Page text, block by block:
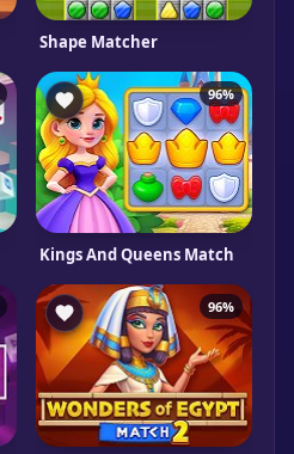
Shape Matcher
96%
Kings And Queens Match
96%